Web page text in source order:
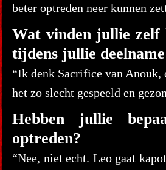
beter optreden neer kunnen
Wat vinden jullie zelf
tijdens jullie
“Ik denk Sacrifice van Anouk,
het zo slecht gespeeld en
Hebben jullie
optreden?
“Nee, niet echt. Leo gaat